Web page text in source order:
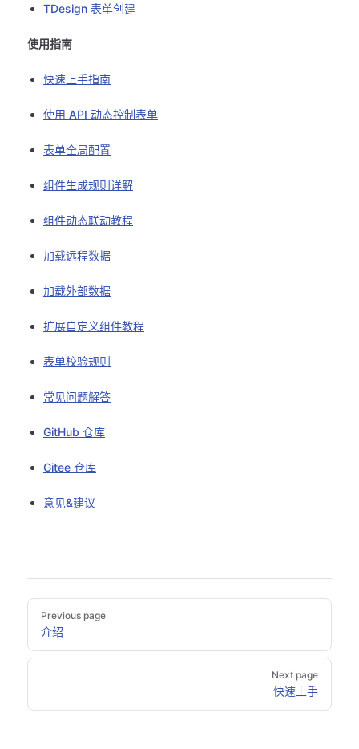
TDesign 表单创建
使用指南
快速上手指南
使用 API 动态控制表单
表单全局配置
组件生成规则详解
组件动态联动教程
加载远程数据
加载外部数据
扩展自定义组件教程
表单校验规则
常见问题解答
GitHub 仓库
Gitee 仓库
意见&建议
Previous page
介绍
Next page
快速上手